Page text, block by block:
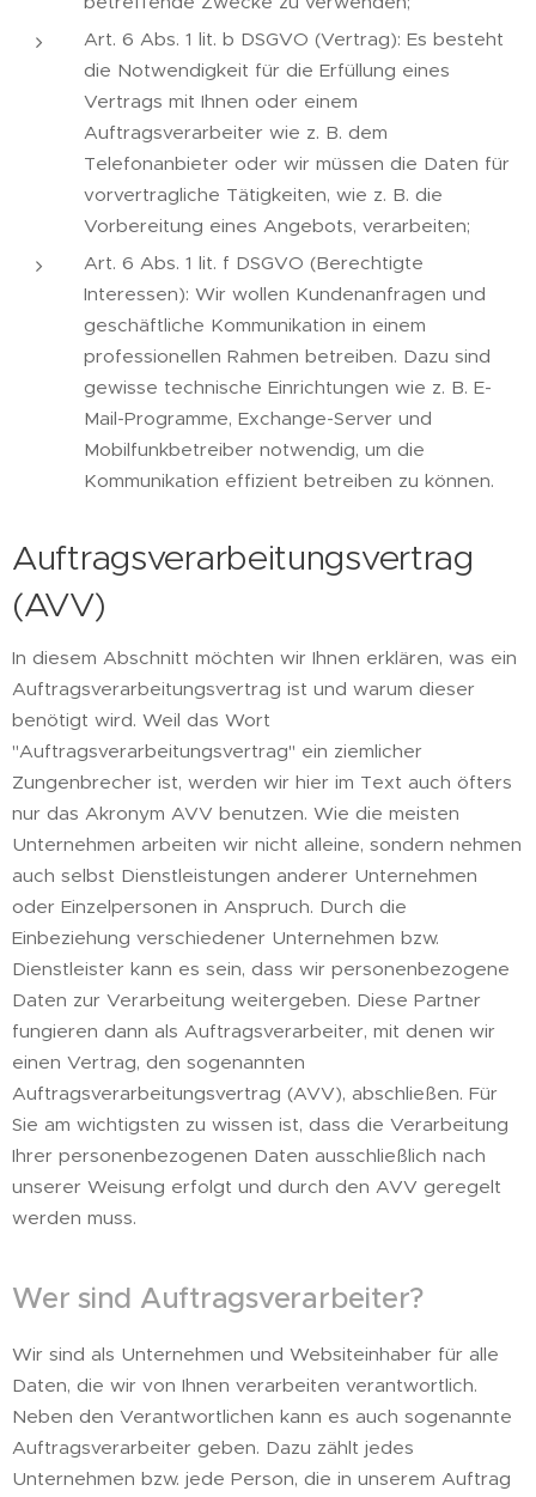
Art. 6 Abs. 1 lit. b DSGVO (Vertrag): Es besteht
die Notwendigkeit für die Erfüllung eines
Vertrags mit Ihnen oder einem
Auftragsverarbeiter wie z. B. dem
Telefonanbieter oder wir müssen die Daten für
vorvertragliche Tätigkeiten, wie z. B. die
Vorbereitung eines Angebots, verarbeiten;
Art. 6 Abs. 1 lit. f DSGVO (Berechtigte
Interessen): Wir wollen Kundenanfragen und
geschäftliche Kommunikation in einem
professionellen Rahmen betreiben. Dazu sind
gewisse technische Einrichtungen wie z. B. E-
Mail-Programme, Exchange-Server und
Mobilfunkbetreiber notwendig, um die
Kommunikation effizient betreiben zu können.
Auftragsverarbeitungsvertrag
(AVV)
In diesem Abschnitt möchten wir Ihnen erklären, was ein
Auftragsverarbeitungsvertrag ist und warum dieser
benötigt wird. Weil das Wort
"Auftragsverarbeitungsvertrag" ein ziemlicher
Zungenbrecher ist, werden wir hier im Text auch öfters
nur das Akronym AVV benutzen. Wie die meisten
Unternehmen arbeiten wir nicht alleine, sondern nehmen
auch selbst Dienstleistungen anderer Unternehmen
oder Einzelpersonen in Anspruch. Durch die
Einbeziehung verschiedener Unternehmen bzw.
Dienstleister kann es sein, dass wir personenbezogene
Daten zur Verarbeitung weitergeben. Diese Partner
fungieren dann als Auftragsverarbeiter, mit denen wir
einen Vertrag, den sogenannten
Auftragsverarbeitungsvertrag (AVV), abschließen. Für
Sie am wichtigsten zu wissen ist, dass die Verarbeitung
Ihrer personenbezogenen Daten ausschließlich nach
unserer Weisung erfolgt und durch den AVV geregelt
werden muss.
Wer sind Auftragsverarbeiter?
Wir sind als Unternehmen und Websiteinhaber für alle
Daten, die wir von Ihnen verarbeiten verantwortlich.
Neben den Verantwortlichen kann es auch sogenannte
Auftragsverarbeiter geben. Dazu zählt jedes
Unternehmen bzw. jede Person, die in unserem Auftrag